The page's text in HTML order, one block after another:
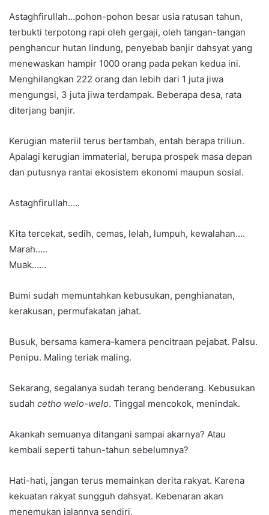
Astaghfirullah…pohon-pohon besar usia ratusan tahun,
terbukti terpotong rapi oleh gergaji, oleh tangan-tangan
penghancur hutan lindung, penyebab banjir dahsyat yang
menewaskan hampir 1000 orang pada pekan kedua ini.
Menghilangkan 222 orang dan lebih dari 1 juta jiwa
mengungsi, 3 juta jiwa terdampak. Beberapa desa, rata
diterjang banjir.
Kerugian materiil terus bertambah, entah berapa triliun.
Apalagi kerugian immaterial, berupa prospek masa depan
dan putusnya rantai ekosistem ekonomi maupun sosial.
Astaghfirullah…..
Kita tercekat, sedih, cemas, lelah, lumpuh, kewalahan….
Marah…..
Muak……
Bumi sudah memuntahkan kebusukan, penghianatan,
kerakusan, permufakatan jahat.
Busuk, bersama kamera-kamera pencitraan pejabat. Palsu.
Penipu. Maling teriak maling.
Sekarang, segalanya sudah terang benderang. Kebusukan
sudah cetho welo-welo. Tinggal mencokok, menindak.
Akankah semuanya ditangani sampai akarnya? Atau
kembali seperti tahun-tahun sebelumnya?
Hati-hati, jangan terus memainkan derita rakyat. Karena
kekuatan rakyat sungguh dahsyat. Kebenaran akan
menemukan jalannya sendiri.